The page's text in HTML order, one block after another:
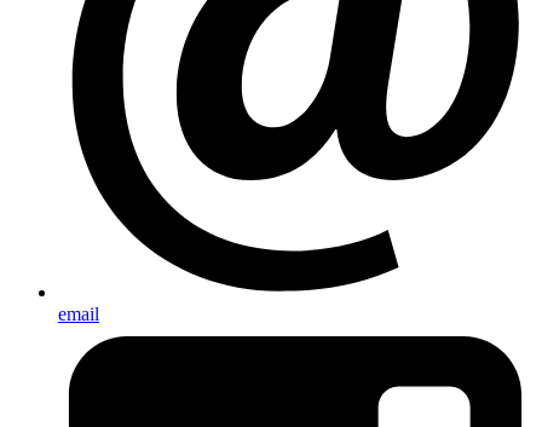
email